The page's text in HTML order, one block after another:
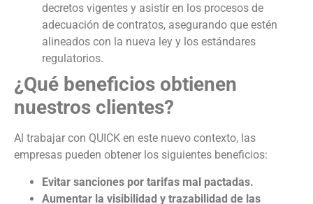
decretos vigentes y asistir en los procesos de
adecuación de contratos, asegurando que estén
alineados con la nueva ley y los estándares
regulatorios.
¿Qué beneficios obtienen
nuestros clientes?
Al trabajar con QUICK en este nuevo contexto, las
empresas pueden obtener los siguientes beneficios:
Evitar sanciones por tarifas mal pactadas.
Aumentar la visibilidad y trazabilidad de las